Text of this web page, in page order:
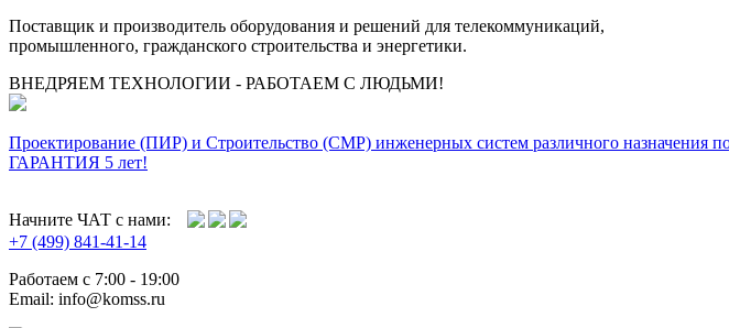
Поставщик и производитель оборудования и решений для телекоммуникаций,
промышленного, гражданского строительства и энергетики.
ВНЕДРЯЕМ ТЕХНОЛОГИИ - РАБОТАЕМ С ЛЮДЬМИ!
Проектирование (ПИР) и Cтроительство (СМР) инженерных систем различного
ГАРАНТИЯ 5 лет!
Начните ЧАТ с нами:
+7 (499) 841-41-14
Работаем с 7:00 - 19:00
Email: info@komss.ru